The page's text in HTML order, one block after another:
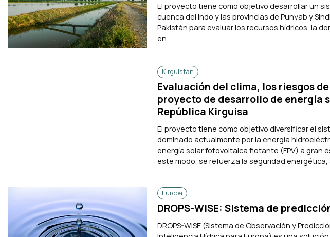
El proyecto tiene como objetivo desarrollar un
cuenca del Indo y las provincias de Punyab y
Pakistán para evaluar los recursos hídricos, la
en...
Kirguistán
Evaluación del clima, los riesgos
proyecto de desarrollo de
República Kirguisa
El proyecto tiene como objetivo diversificar el
dominado actualmente por la energía
energía solar fotovoltaica flotante (FPV) a gran
este modo, se refuerza la seguridad energética,
Europa
DROPS-WISE: Sistema de
DROPS-WISE (Sistema de Observación y